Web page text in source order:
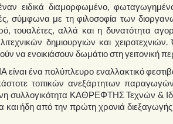
ειδικά διαμορφωμένο,
σύμφωνα με τη φιλοσοφία των
τουαλέτες, αλλά και η δυνατότητα
δημιουργιών και
να ενοικιάσουν δωμάτιο στη γειτονική
ένα πολύπλευρο εναλλακτικό
τοπικών ανεξάρτητων
συλλογικότητα ΚΑΘΡΕΦΤΗΣ Τεχνών &
και ήδη από την πρώτη χρονιά